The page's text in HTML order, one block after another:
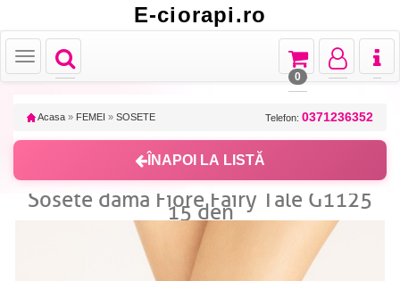
E-ciorapi.ro
Toggle
navigation
Toggle
Toggle
navigation
Toggle
navigation
Toggle
navigation
0
Acasa » FEMEI » SOSETE Telefon: 0371236352
ÎNAPOI LA LISTĂ
Sosete dama Fiore Fairy Tale G1125
15 den